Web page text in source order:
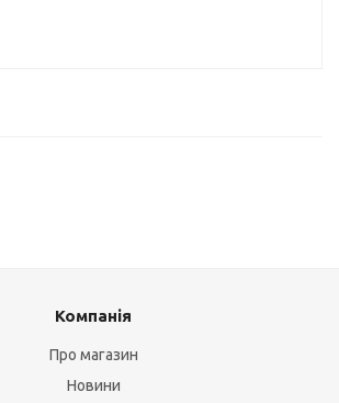
Компанія
Про магазин
Новини